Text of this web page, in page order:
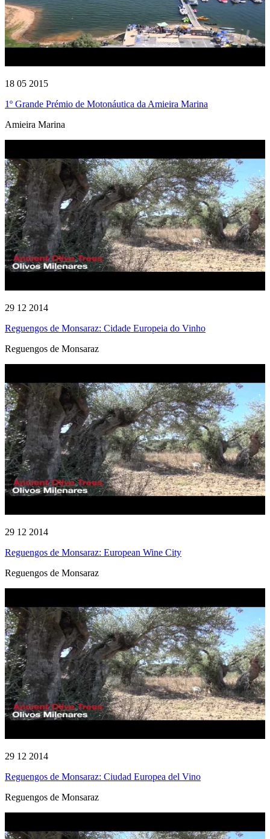
18 05 2015
1º Grande Prémio de Motonáutica da Amieira Marina
Amieira Marina
29 12 2014
Reguengos de Monsaraz: Cidade Europeia do Vinho
Reguengos de Monsaraz
29 12 2014
Reguengos de Monsaraz: European Wine City
Reguengos de Monsaraz
29 12 2014
Reguengos de Monsaraz: Ciudad Europea del Vino
Reguengos de Monsaraz